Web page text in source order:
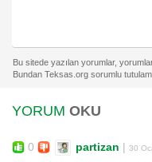
YORUM OKU
0 partizan | 30